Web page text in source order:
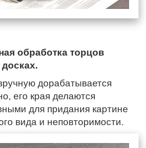
обработка торцов
дорабатывается
его края делаются
для придания картине
вида и неповторимости.